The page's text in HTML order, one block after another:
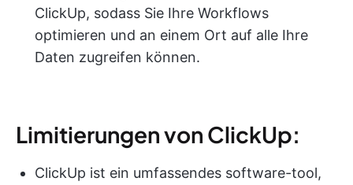
ClickUp, sodass Sie Ihre Workflows
optimieren und an einem Ort auf alle Ihre
Daten zugreifen können.
Limitierungen von ClickUp:
ClickUp ist ein umfassendes software-tool,